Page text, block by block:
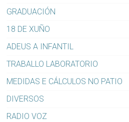
GRADUACIÓN
18 DE XUÑO
ADEUS A INFANTIL
TRABALLO LABORATORIO
MEDIDAS E CÁLCULOS NO PATIO
DIVERSOS
RADIO VOZ